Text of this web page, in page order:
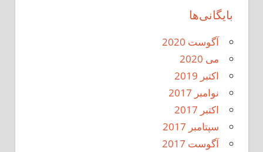
بایگانی‌ها
آگوست 2020
می 2020
اکتبر 2019
نوامبر 2017
اکتبر 2017
سپتامبر 2017
آگوست 2017